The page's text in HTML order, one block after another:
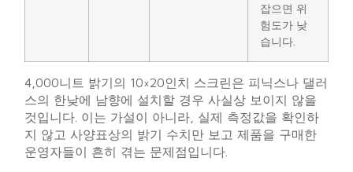
잡으면 위
험도가 낮
습니다.
4,000니트 밝기의 10×20인치 스크린은 피닉스나 댈러
스의 한낮에 남향에 설치할 경우 사실상 보이지 않을
것입니다. 이는 가설이 아니라, 실제 측정값을 확인하
지 않고 사양표상의 밝기 수치만 보고 제품을 구매한
운영자들이 흔히 겪는 문제점입니다.